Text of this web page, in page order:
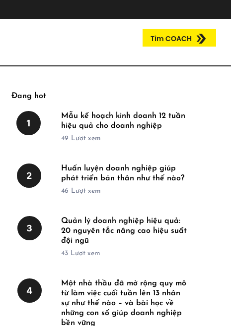
Tìm COACH
Đang hot
1
Mẫu kế hoạch kinh doanh 12 tuần
hiệu quả cho doanh nghiệp
49 Lượt xem
2
Huấn luyện doanh nghiệp giúp
phát triển bản thân như thế nào?
46 Lượt xem
3
Quản lý doanh nghiệp hiệu quả:
20 nguyên tắc nâng cao hiệu suất
đội ngũ
43 Lượt xem
4
Một nhà thầu đã mở rộng quy mô
từ làm việc cuối tuần lên 13 nhân
sự như thế nào – và bài học về
những con số giúp doanh nghiệp
bền vững